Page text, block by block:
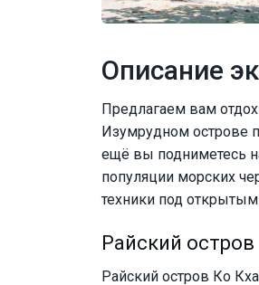
Описание
Предлагаем вам
Изумрудном острове
ещё вы подниметесь
популяции морских
техники под
Райский
Райский остров Ко